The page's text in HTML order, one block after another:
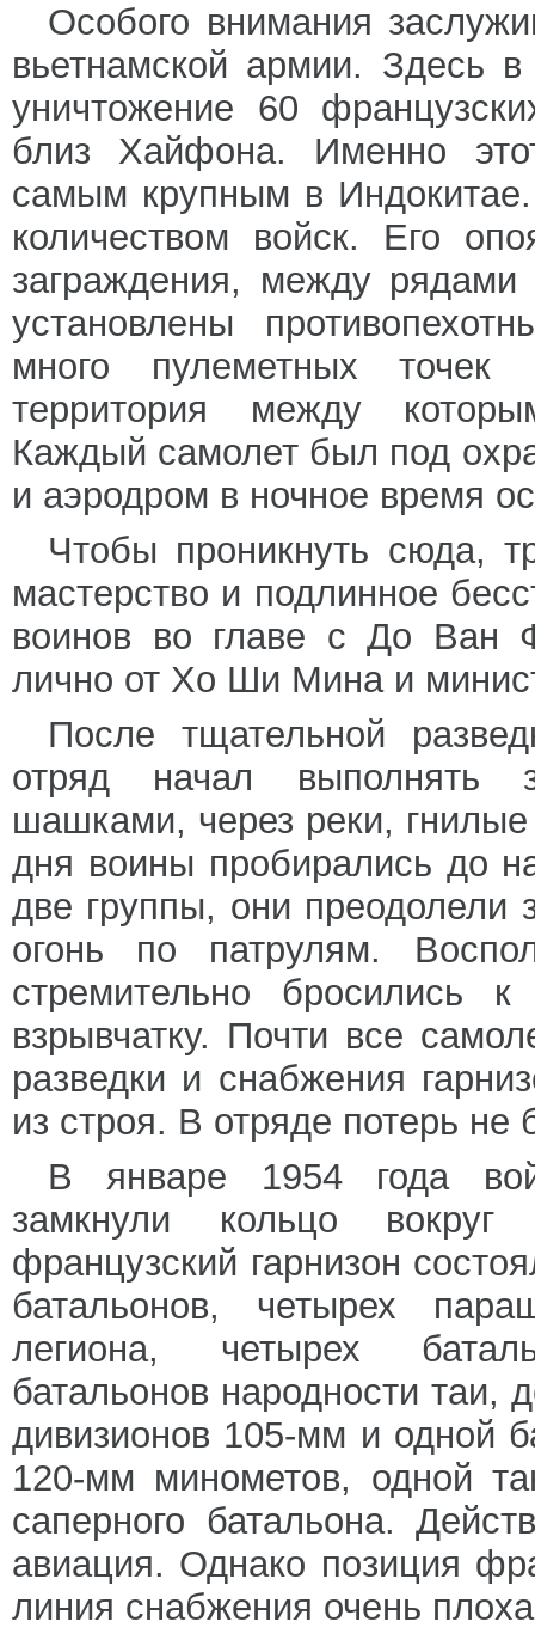
Особого внимания
вьетнамской армии. Здесь
уничтожение 60
близ Хайфона. Именно
самым крупным в
количеством войск. Его
заграждения, между
установлены
много пулеметных точек
территория между
Каждый самолет был под
и аэродром в ночное время
Чтобы проникнуть сюда,
мастерство и подлинное
воинов во главе с До Ван
лично от Хо Ши Мина и
После тщательной
отряд начал выполнять
шашками, через реки,
дня воины пробирались до
две группы, они преодолели
огонь по патрулям.
стремительно бросились
взрывчатку. Почти все
разведки и снабжения
из строя. В отряде потерь не
В январе 1954 года
замкнули кольцо
французский гарнизон
батальонов, четырех
легиона, четырех
батальонов народности таи,
дивизионов 105-мм и одной
120-мм минометов, одной
саперного батальона.
авиация. Однако позиция
линия снабжения очень